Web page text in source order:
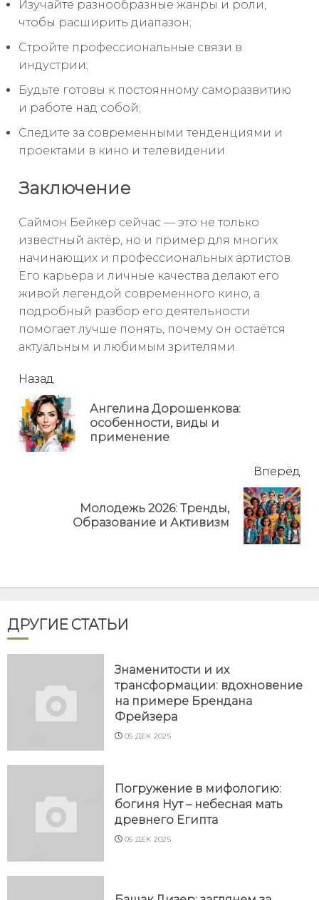
Изучайте разнообразные жанры и роли,
чтобы расширить диапазон;
Стройте профессиональные связи в
индустрии;
Будьте готовы к постоянному саморазвитию
и работе над собой;
Следите за современными тенденциями и
проектами в кино и телевидении.
Заключение
Саймон Бейкер сейчас — это не только
известный актёр, но и пример для многих
начинающих и профессиональных артистов.
Его карьера и личные качества делают его
живой легендой современного кино, а
подробный разбор его деятельности
помогает лучше понять, почему он остаётся
актуальным и любимым зрителями.
читать
еще
Назад
Ангелина Дорошенкова:
особенности, виды и
применение
Вперёд
Молодежь 2026: Тренды,
Образование и Активизм
ДРУГИЕ СТАТЬИ
Знаменитости и их
трансформации: вдохновение
на примере Брендана
Фрейзера
05 ДЕК 2025
Погружение в мифологию:
богиня Нут – небесная мать
древнего Египта
05 ДЕК 2025